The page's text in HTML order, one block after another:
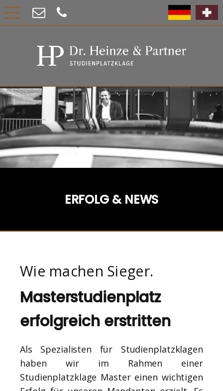
ERFOLG & NEWS
Wie machen Sieger.
Masterstudienplatz
erfolgreich erstritten
Als Spezialisten für Studienplatzklagen
haben wir im Rahmen einer
Studienplatzklage Master einen wichtigen